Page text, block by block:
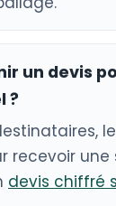
un devis
?
recevoir une
devis chiffré